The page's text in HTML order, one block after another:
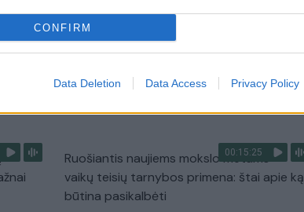
CONFIRM
Data Deletion Data Access Privacy Policy
Laidos
00:15:25
Ruošiantis naujiems mokslo metams –
vaikų teisių tarnybos primena: štai apie ką
būtina pasikalbėti